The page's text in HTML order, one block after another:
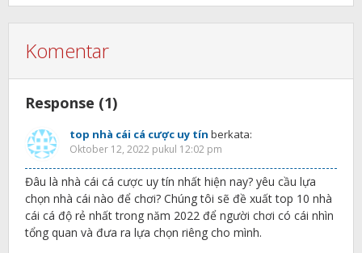
Komentar
Response (1)
top nhà cái cá cược uy tín berkata:
Oktober 12, 2022 pukul 12:02 pm
Đâu là nhà cái cá cược uy tín nhất hiện nay? yêu cầu lựa
chọn nhà cái nào để chơi? Chúng tôi sẽ đề xuất top 10 nhà
cái cá độ rẻ nhất trong năm 2022 để người chơi có cái nhìn
tổng quan và đưa ra lựa chọn riêng cho mình.